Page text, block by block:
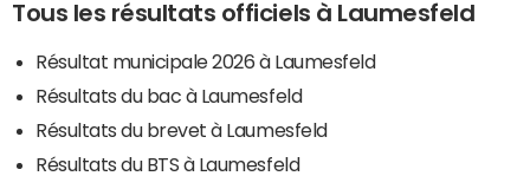
Tous les résultats officiels à Laumesfeld
Résultat municipale 2026 à Laumesfeld
Résultats du bac à Laumesfeld
Résultats du brevet à Laumesfeld
Résultats du BTS à Laumesfeld